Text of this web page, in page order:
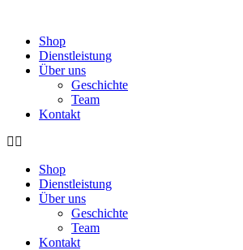
wechselnShop
Dienstleistung
Über uns
Geschichte
Team
Kontakt
Shop
Dienstleistung
Über uns
Geschichte
Team
Kontakt